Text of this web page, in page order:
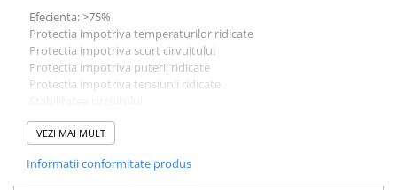
Tractiune / LiFePo4
Baterii si acumulatori gel si VRLA
6-12 V
Baterii si acumulatori AGM VRLA
Acumulatori Moto, ATV
GEL
AGM
Efecienta: >75%
Protectia impotriva temperaturilor ridicate
Protectia impotriva scurt cirvuitului
Protectia impotriva puterii ridicate
Protectia impotriva tensiunii ridicate
Standarde: CE, EN60335, EN55014-1, EN55014-2
VEZI MAI MULT
Informatii conformitate produs